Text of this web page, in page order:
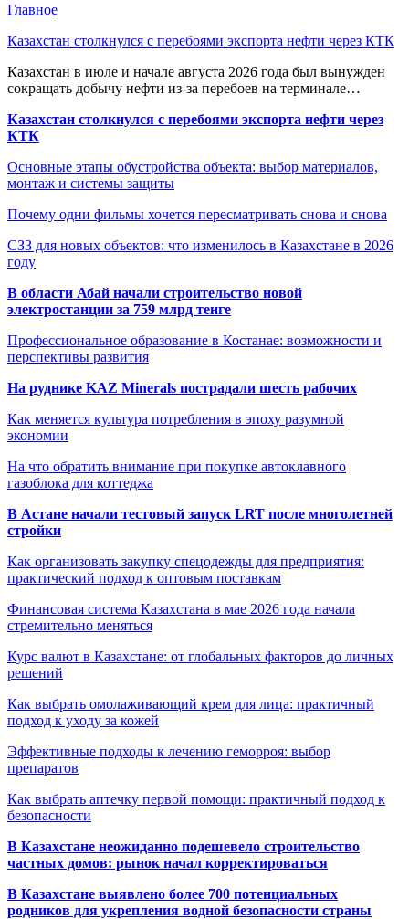
Главное
Казахстан столкнулся с перебоями экспорта нефти через КТК
Казахстан в июле и начале августа 2026 года был вынужден
сокращать добычу нефти из-за перебоев на терминале…
Казахстан столкнулся с перебоями экспорта нефти через
КТК
Основные этапы обустройства объекта: выбор материалов,
монтаж и системы защиты
Почему одни фильмы хочется пересматривать снова и снова
СЗЗ для новых объектов: что изменилось в Казахстане в 2026
году
В области Абай начали строительство новой
электростанции за 759 млрд тенге
Профессиональное образование в Костанае: возможности и
перспективы развития
На руднике KAZ Minerals пострадали шесть рабочих
Как меняется культура потребления в эпоху разумной
экономии
На что обратить внимание при покупке автоклавного
газоблока для коттеджа
В Астане начали тестовый запуск LRT после многолетней
стройки
Как организовать закупку спецодежды для предприятия:
практический подход к оптовым поставкам
Финансовая система Казахстана в мае 2026 года начала
стремительно меняться
Курс валют в Казахстане: от глобальных факторов до личных
решений
Как выбрать омолаживающий крем для лица: практичный
подход к уходу за кожей
Эффективные подходы к лечению геморроя: выбор
препаратов
Как выбрать аптечку первой помощи: практичный подход к
безопасности
В Казахстане неожиданно подешевело строительство
частных домов: рынок начал корректироваться
В Казахстане выявлено более 700 потенциальных
родников для укрепления водной безопасности страны